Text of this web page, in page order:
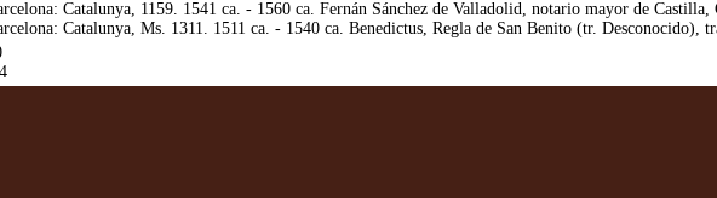
Catalunya, 1159. 1541 ca. - 1560 ca. Fernán Sánchez de Valladolid, notario mayor de
Catalunya, Ms. 1311. 1511 ca. - 1540 ca. Benedictus, Regla de San Benito (tr. Desconocido),